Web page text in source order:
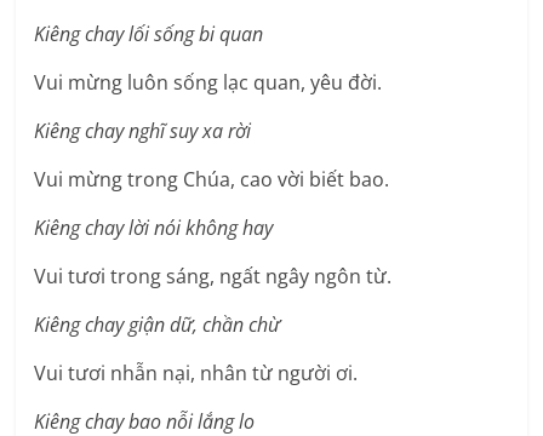
Kiêng chay lối sống bi quan
Vui mừng luôn sống lạc quan, yêu đời.
Kiêng chay nghĩ suy xa rời
Vui mừng trong Chúa, cao vời biết bao.
Kiêng chay lời nói không hay
Vui tươi trong sáng, ngất ngây ngôn từ.
Kiêng chay giận dữ, chần chừ
Vui tươi nhẫn nại, nhân từ người ơi.
Kiêng chay bao nỗi lắng lo